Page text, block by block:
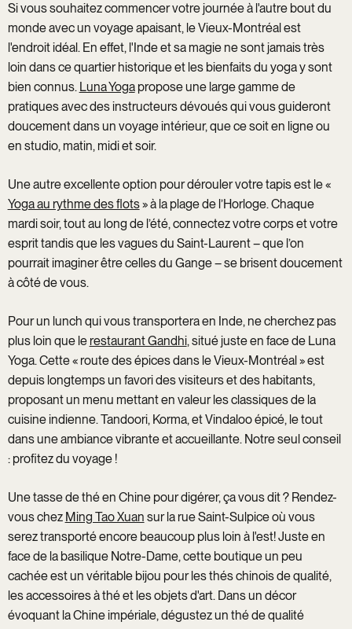
Si vous souhaitez commencer votre journée à l'autre bout du
monde avec un voyage apaisant, le Vieux-Montréal est
l'endroit idéal. En effet, l'Inde et sa magie ne sont jamais très
loin dans ce quartier historique et les bienfaits du yoga y sont
bien connus. Luna Yogapropose une large gamme de
pratiques avec des instructeurs dévoués qui vous guideront
doucement dans un voyage intérieur, que ce soit en ligne ou
en studio, matin, midi et soir.
Une autre excellente option pour dérouler votre tapis est le «
Yoga au rythme des flots» à la plage de l’Horloge. Chaque
mardi soir, tout au long de l’été, connectez votre corps et votre
esprit tandis que les vagues du Saint-Laurent – que l’on
pourrait imaginer être celles du Gange – se brisent doucement
à côté de vous.
Pour un lunch qui vous transportera en Inde, ne cherchez pas
plus loin que le restaurant Gandhi, situé juste en face de Luna
Yoga. Cette « route des épices dans le Vieux-Montréal » est
depuis longtemps un favori des visiteurs et des habitants,
proposant un menu mettant en valeur les classiques de la
cuisine indienne. Tandoori, Korma, et Vindaloo épicé, le tout
dans une ambiance vibrante et accueillante. Notre seul conseil
: profitez du voyage !
Une tasse de thé en Chine pour digérer, ça vous dit ? Rendez-
vous chez Ming Tao Xuan sur la rue Saint-Sulpice où vous
serez transporté encore beaucoup plus loin à l'est! Juste en
face de la basilique Notre-Dame, cette boutique un peu
cachée est un véritable bijou pour les thés chinois de qualité,
les accessoires à thé et les objets d'art. Dans un décor
évoquant la Chine impériale, dégustez un thé de qualité